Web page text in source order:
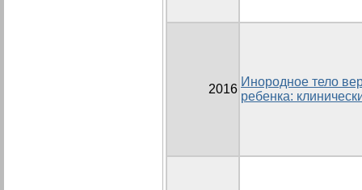
2016
Инородное тело
ребенка: